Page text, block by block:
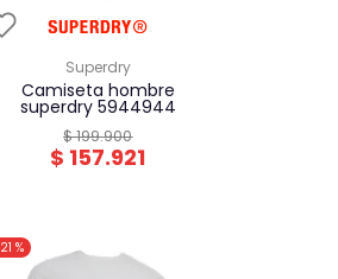
superdry
camiseta hombre
superdry 5944944
$199.900
$ 157.921
21 %